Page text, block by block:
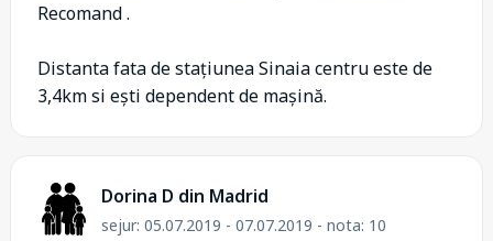
Recomand .
Distanta fata de stațiunea Sinaia centru este de
3,4km si ești dependent de mașină.
Dorina D din Madrid
sejur: 05.07.2019 - 07.07.2019 - nota: 10